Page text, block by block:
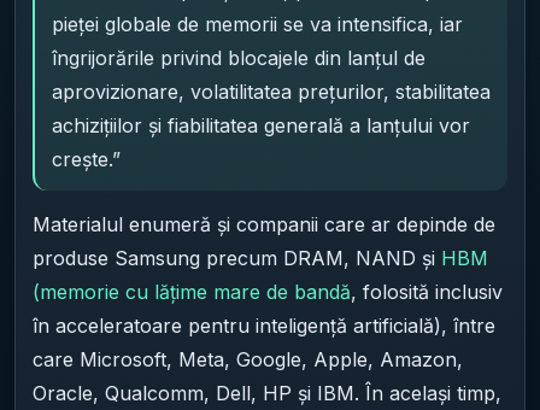
pieței globale de memorii se va intensifica, iar
îngrijorările privind blocajele din lanțul de
aprovizionare, volatilitatea prețurilor, stabilitatea
achizițiilor și fiabilitatea generală a lanțului vor
crește.”
Materialul enumeră și companii care ar depinde de
produse Samsung precum DRAM, NAND și HBM
(memorie cu lățime mare de bandă, folosită inclusiv
în acceleratoare pentru inteligență artificială), între
care Microsoft, Meta, Google, Apple, Amazon,
Oracle, Qualcomm, Dell, HP și IBM. În același timp,